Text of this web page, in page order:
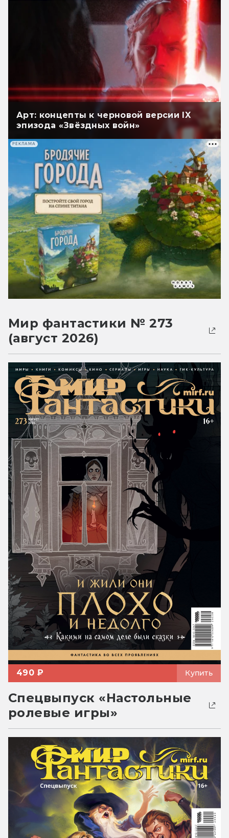
Арт: концепты к черновой версии IX
эпизода «Звёздных войн»
РЕКЛАМА
Мир фантастики № 273
(август 2026)
490 ₽ Купить
Спецвыпуск «Настольные
ролевые игры»